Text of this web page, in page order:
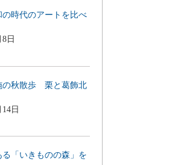
の時代のアートを比べ
日
の秋散歩 栗と葛飾北
日
「いきものの森」を